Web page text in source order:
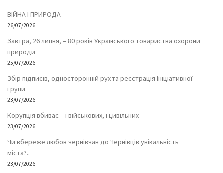
ВІЙНА І ПРИРОДА
26/07/2026
Завтра, 26 липня, – 80 років Українського товариства охорони
природи
25/07/2026
Збір підписів, односторонній рух та реєстрація Ініціативної
групи
23/07/2026
Корупція вбиває – і військових, і цивільних
23/07/2026
Чи вбереже любов чернівчан до Чернівців унікальність
міста?..
23/07/2026